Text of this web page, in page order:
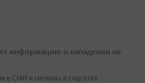
информацию о нападении на
в СМИ и сигналы в соцсетях